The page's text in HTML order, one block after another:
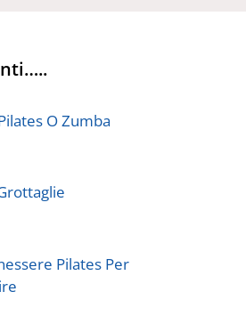
O Zumba
Pilates Per